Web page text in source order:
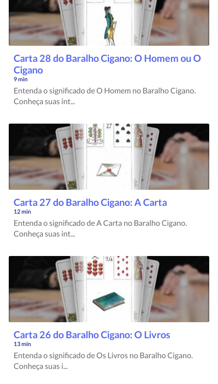
Carta 28 do Baralho Cigano: O Homem ou O
Cigano
9 min
Entenda o significado de O Homem no Baralho Cigano.
Conheça suas int...
Carta 27 do Baralho Cigano: A Carta
12 min
Entenda o significado de A Carta no Baralho Cigano.
Conheça suas int...
Carta 26 do Baralho Cigano: O Livros
13 min
Entenda o significado de Os Livros no Baralho Cigano.
Conheça suas i...